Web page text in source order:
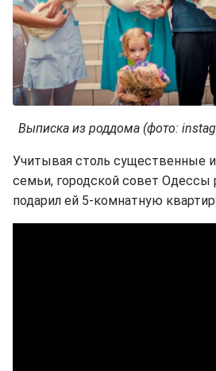
Выписка из роддома (фото:
Учитывая столь существенные
семьи, городской совет Одессы
подарил ей 5-комнатную